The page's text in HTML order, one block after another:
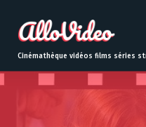
t
o
Cinémathèque vidéos films séries